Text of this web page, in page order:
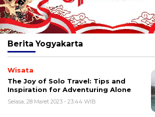
Berita Yogyakarta
Wisata
The Joy of Solo Travel: Tips and
Inspiration for Adventuring Alone
Selasa, 28 Maret 2023 - 23:44 WIB